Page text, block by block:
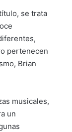
se trata
pertenecen
Brian
musicales,
un